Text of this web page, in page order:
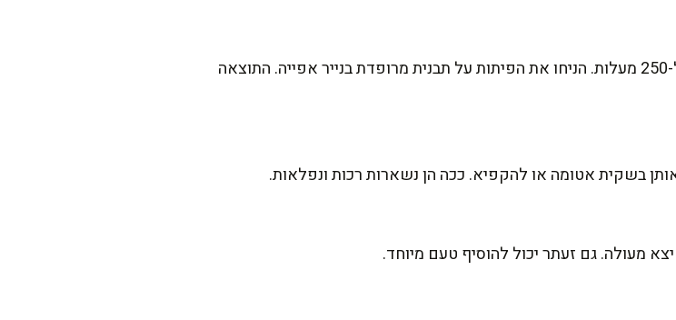
בהחלט! אפשר להשתמש גם בתנור ביתי רגיל, מחומם ל-250 מעלות. הניחו את הפיתות על תבנית מרופדת בנייר אפייה. התוצאה
בשקית אטומה או להקפיא. ככה הן נשארות רכות ונפלאות.
מעולה. גם זעתר יכול להוסיף טעם מיוחד.